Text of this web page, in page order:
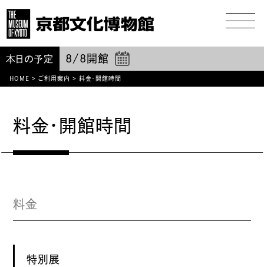
本日の予定 8/8 開館
HOME > ご利用案内 > 料金・開館時間
料金・開館時間
料金
特別展